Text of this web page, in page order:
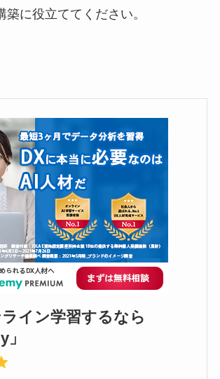
築に役立ててください。
イン学習するなら
」